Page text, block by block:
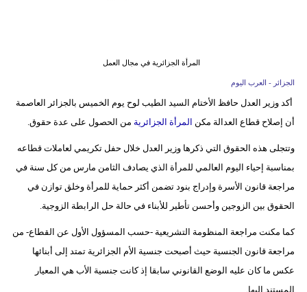
وتكنولوجيا
مدوَّنات
فيديو
سيارات
المرأة الجزائرية في مجال العمل
الجزائر - العرب اليوم
أكد وزير العدل حافظ الأختام السيد الطيب لوح يوم الخميس بالجزائر العاصمة
أن إصلاح قطاع العدالة مكن المرأة الجزائرية من الحصول على عدة حقوق.
وتتجلى هذه الحقوق التي ذكرها وزير العدل خلال حفل تكريمي لعاملات قطاعه
بمناسبة إحياء اليوم العالمي للمرأة الذي يصادف الثامن مارس من كل سنة في
مراجعة قانون الأسرة وإدراج بنود تضمن أكثر حماية للمرأة وخلق توازن في
الحقوق بين الزوجين وأحسن تأطير للأبناء في حالة حل الرابطة الزوجية.
كما مكنت مراجعة المنظومة التشريعية -حسب المسؤول الأول عن القطاع- من
مراجعة قانون الجنسية حيث أصبحت جنسية الأم الجزائرية تمتد إلى أبنائها
عكس ما كان عليه الوضع القانوني سابقا إذ كانت جنسية الأب هي المعيار
المستند إليها.